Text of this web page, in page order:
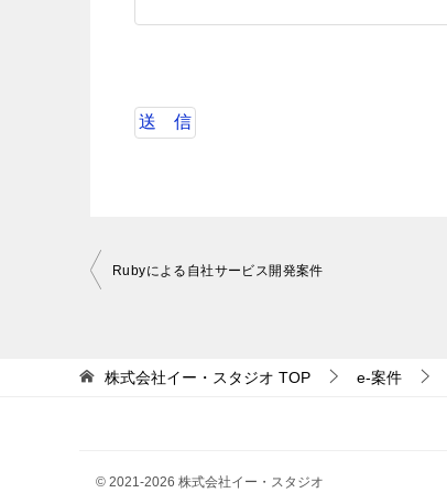
投
ビ
シ
Rubyによる自社サービス開発案件
株式会社イー・スタジオ TOP e-案件
© 2021-2026 株式会社イー・スタジオ